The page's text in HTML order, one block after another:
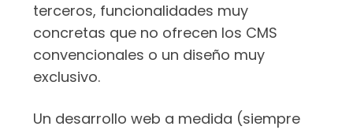
terceros, funcionalidades muy
concretas que no ofrecen los CMS
convencionales o un diseño muy
exclusivo.
Un desarrollo web a medida (siempre